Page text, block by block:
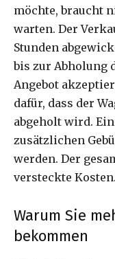
möchte, braucht
warten. Der
Stunden
bis zur Abholung
Angebot
dafür, dass der
abgeholt wird.
zusätzlichen
werden. Der
versteckte Kosten.
Warum Sie
bekommen